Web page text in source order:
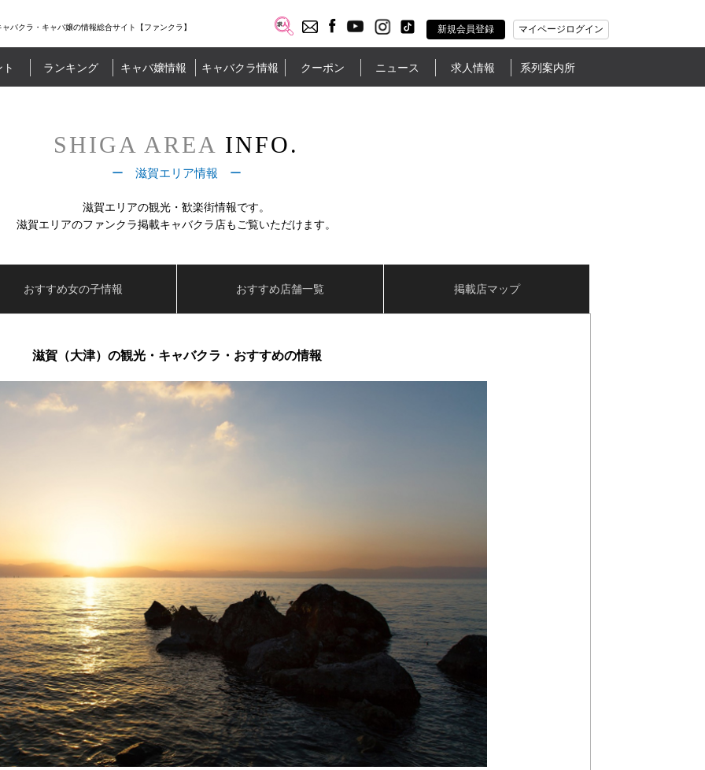
バクラ・キャバ嬢の情報総合サイト【ファンクラ】 新規会員登録 マイページログイン
ランキング キャバ嬢情報 キャバクラ情報 クーポン ニュース 求人情報 系列案内所
SHIGA AREA INFO.
ー 滋賀エリア情報 ー
滋賀エリアの観光・歓楽街情報です。
滋賀エリアのファンクラ掲載キャバクラ店もご覧いただけます。
おすすめ女の子情報 おすすめ店舗一覧 掲載店マップ
滋賀（大津）の観光・キャバクラ・おすすめの情報